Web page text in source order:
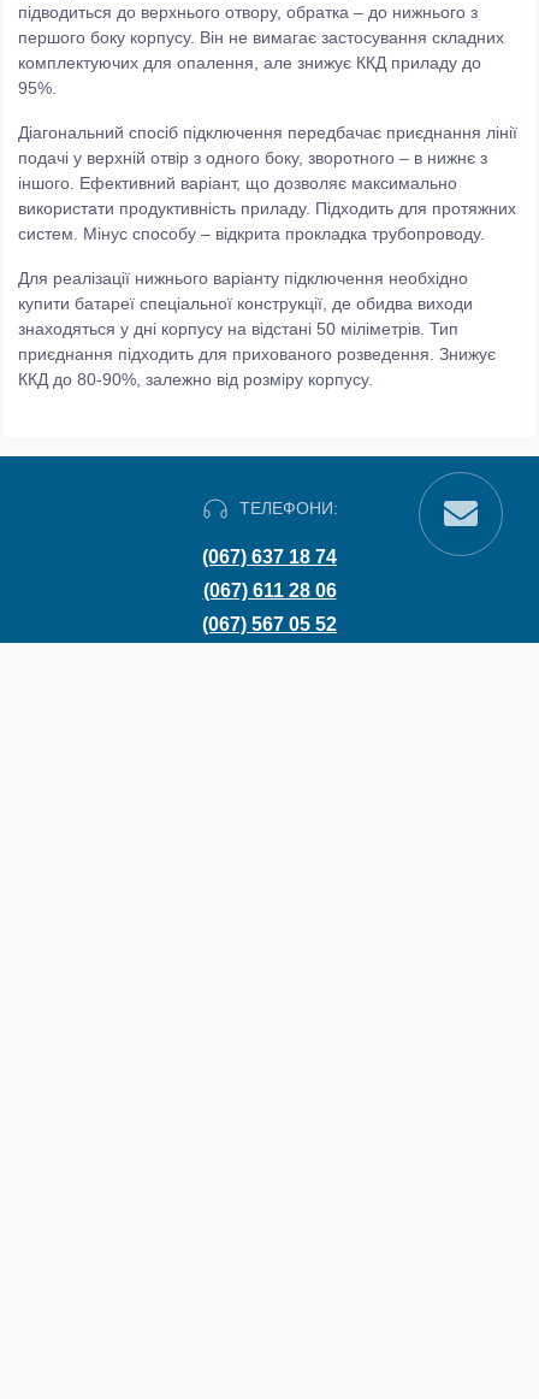
підводиться до верхнього отвору, обратка – до нижнього з
першого боку корпусу. Він не вимагає застосування складних
комплектуючих для опалення, але знижує ККД приладу до
95%.
Діагональний спосіб підключення передбачає приєднання лінії
подачі у верхній отвір з одного боку, зворотного – в нижнє з
іншого. Ефективний варіант, що дозволяє максимально
використати продуктивність приладу. Підходить для протяжних
систем. Мінус способу – відкрита прокладка трубопроводу.
Для реалізації нижнього варіанту підключення необхідно
купити батареї спеціальної конструкції, де обидва виходи
знаходяться у дні корпусу на відстані 50 міліметрів. Тип
приєднання підходить для прихованого розведення. Знижує
ККД до 80-90%, залежно від розміру корпусу.
ТЕЛЕФОНИ:
(067) 637 18 74
(067) 611 28 06
(067) 567 05 52